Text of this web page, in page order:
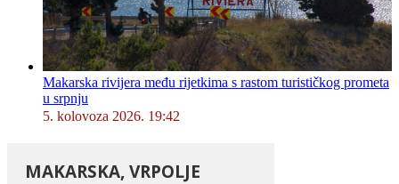
Makarska rivijera među rijetkima s rastom turističkog prometa
u srpnju
5. kolovoza 2026. 19:42